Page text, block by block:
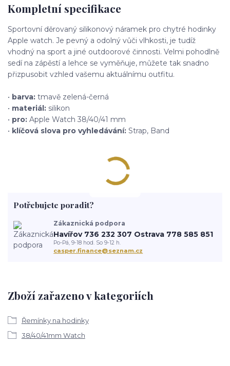
Kompletní specifikace
Sportovní děrovaný silikonový náramek pro chytré hodinky
Apple watch. Je pevný a odolný vůči vlhkosti, je tudíž
vhodný na sport a jiné outdoorové činnosti. Velmi pohodlně
sedí na zápěstí a lehce se vyměňuje, můžete tak snadno
přizpusobit vzhled vašemu aktuálnímu outfitu.
• barva: tmavě zelená-černá
• materiál: silikon
• pro: Apple Watch 38/40/41 mm
• klíčová slova pro vyhledávání: Strap, Band
Zboží zařazeno v kategoriích
Řemínky na hodinky
38/40/41mm Watch
Potřebujete poradit?
Zákaznická podpora
Havířov 736 232 307 Ostrava 778 585 851
Po-Pá, 9-18 hod. So 9-12 h.
casper.finance@seznam.cz